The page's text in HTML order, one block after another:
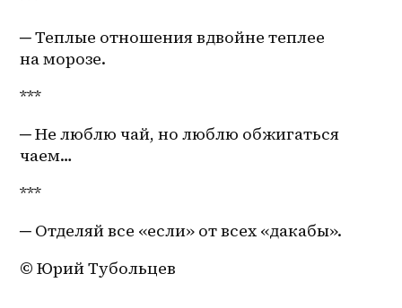
─ Теплые отношения вдвойне теплее
на морозе.
***
─ Не люблю чай, но люблю обжигаться
чаем…
***
─ Отделяй все «если» от всех «дакабы».
© Юрий Тубольцев